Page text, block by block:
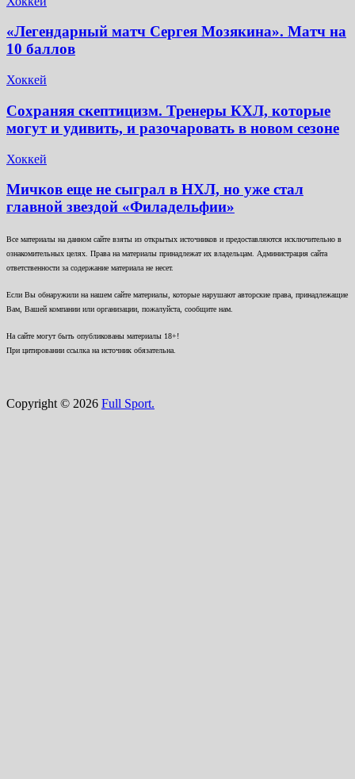
«Легендарный матч Сергея Мозякина». Матч на
10 баллов
Хоккей
Сохраняя скептицизм. Тренеры КХЛ, которые
могут и удивить, и разочаровать в новом сезоне
Хоккей
Мичков еще не сыграл в НХЛ, но уже стал
главной звездой «Филадельфии»
Все материалы на данном сайте взяты из открытых источников и предоставляются исключительно в
ознакомительных целях. Права на материалы принадлежат их владельцам. Администрация сайта
ответственности за содержание материала не несет.
Если Вы обнаружили на нашем сайте материалы, которые нарушают авторские права, принадлежащие
Вам, Вашей компании или организации, пожалуйста, сообщите нам.
На сайте могут быть опубликованы материалы 18+!
При цитировании ссылка на источник обязательна.
Copyright © 2026 Full Sport.